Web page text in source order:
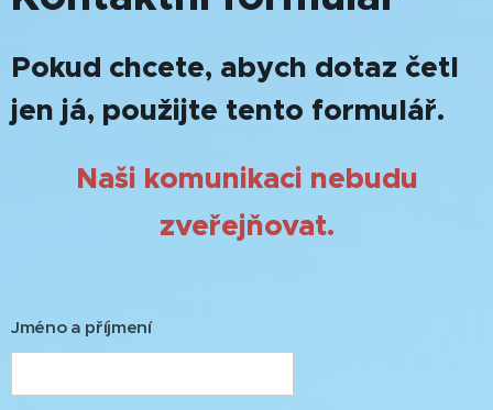
Pokud chcete, abych dotaz četl
jen já, použijte tento formulář.
Naši komunikaci nebudu
zveřejňovat.
Jméno a příjmení